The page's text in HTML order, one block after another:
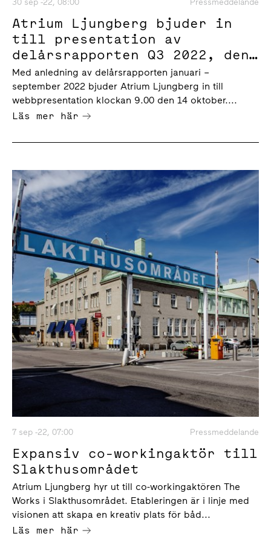
30 sep -22, 08:00 Pressmeddelande
Atrium Ljungberg bjuder in
till presentation av
delårsrapporten Q3 2022, den
14 oktober klockan 9.00
Med anledning av delårsrapporten januari –
september 2022 bjuder Atrium Ljungberg in till
webbpresentation klockan 9.00 den 14 oktober....
Läs mer här
7 sep -22, 07:00 Pressmeddelande
Expansiv co-workingaktör till
Slakthusområdet
Atrium Ljungberg hyr ut till co-workingaktören The
Works i Slakthusområdet. Etableringen är i linje med
visionen att skapa en kreativ plats för båd...
Läs mer här